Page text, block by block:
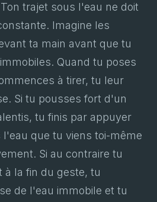
Ton trajet sous l'eau ne doit
Imagine les
ta main avant que tu
Quand tu poses
à tirer, tu leur
Si tu pousses fort d'un
tu finis par appuyer
que tu viens toi-même
Si au contraire tu
à la fin du geste, tu
de l'eau immobile et tu